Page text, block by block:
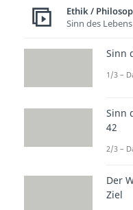
Nach
zu
Ethik /
Sinn des Lebens
Sinn
1/3 –
Sinn
42
2/3 –
Der
Ziel